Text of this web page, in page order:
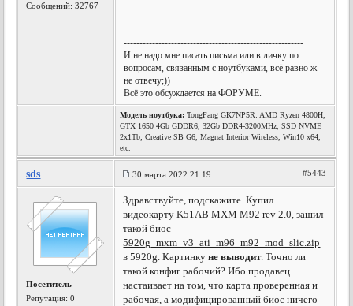
Сообщений: 32767
---------------------------------------------------------
И не надо мне писать письма или в личку по
вопросам, связанным с ноутбуками, всё равно ж
не отвечу;))
Всё это обсуждается на ФОРУМЕ.
Модель ноутбука: TongFang GK7NP5R: AMD Ryzen 4800H,
GTX 1650 4Gb GDDR6, 32Gb DDR4-3200MHz, SSD NVME
2x1Tb; Creative SB G6, Magnat Interior Wireless, Win10 x64,
etc.
sds 30 марта 2022 21:19 #5443
Посетитель
Репутация:0
Здравствуйте, подскажите. Купил
видеокарту K51AB MXM M92 rev 2.0, зашил
такой биос
5920g_mxm_v3_ati_m96_m92_mod_slic.zip
в 5920g. Картинкуне выводит. Точно ли
такой конфиг рабочий? Ибо продавец
настаивает на том, что карта проверенная и
рабочая, а модифицированный биос ничего